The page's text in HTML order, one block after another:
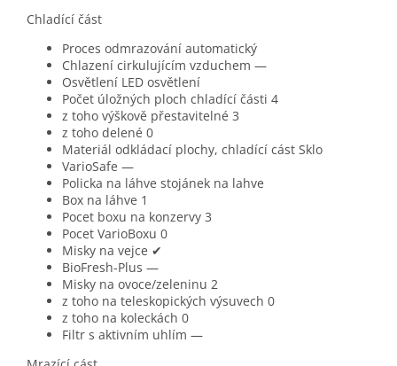
Chladící část
Proces odmrazování automatický
Chlazení cirkulujícím vzduchem —
Osvětlení LED osvětlení
Počet úložných ploch chladící části 4
z toho výškově přestavitelné 3
z toho delené 0
Materiál odkládací plochy, chladící cást Sklo
VarioSafe —
Policka na láhve stojánek na lahve
Box na láhve 1
Pocet boxu na konzervy 3
Pocet VarioBoxu 0
Misky na vejce ✔
BioFresh-Plus —
Misky na ovoce/zeleninu 2
z toho na teleskopických výsuvech 0
z toho na koleckách 0
Filtr s aktivním uhlím —